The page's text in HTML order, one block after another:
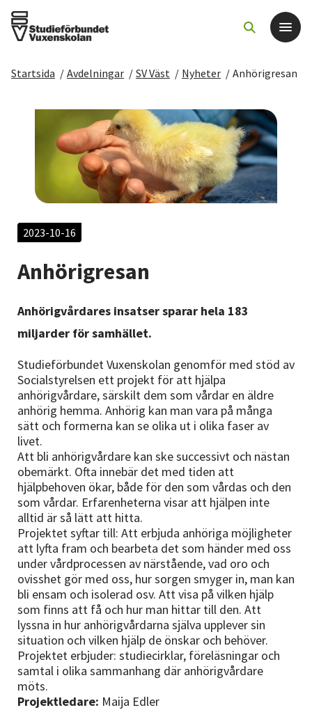
För dig som
Sök kurser och evenemang
Starta studiecirkel
Cirkelledare
Nyheter
Avdelningar
Lyssna
Startsida / Avdelningar / SV Väst / Nyheter / Anhörigresan
2023-10-16
Anhörigresan
Anhörigvårdares insatser sparar hela 183
miljarder för samhället.
Studieförbundet Vuxenskolan genomför med stöd av
Socialstyrelsen ett projekt för att hjälpa
anhörigvårdare, särskilt dem som vårdar en äldre
anhörig hemma. Anhörig kan man vara på många
sätt och formerna kan se olika ut i olika faser av
livet.
Att bli anhörigvårdare kan ske successivt och nästan
obemärkt. Ofta innebär det med tiden att
hjälpbehoven ökar, både för den som vårdas och den
som vårdar. Erfarenheterna visar att hjälpen inte
alltid är så lätt att hitta.
Projektet syftar till: Att erbjuda anhöriga möjligheter
att lyfta fram och bearbeta det som händer med oss
under vårdprocessen av närstående, vad oro och
ovisshet gör med oss, hur sorgen smyger in, man kan
bli ensam och isolerad osv. Att visa på vilken hjälp
som finns att få och hur man hittar till den. Att
lyssna in hur anhörigvårdarna själva upplever sin
situation och vilken hjälp de önskar och behöver.
Projektet erbjuder: studiecirklar, föreläsningar och
samtal i olika sammanhang där anhörigvårdare
möts.
Projektledare: Maija Edler